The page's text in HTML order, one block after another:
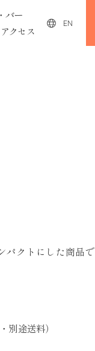
バー
アクセス
EN
パクトにした商品で
別途送料）